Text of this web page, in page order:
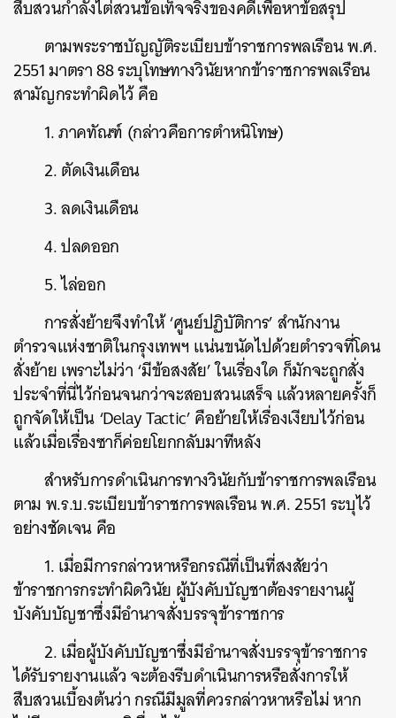
สืบสวนกำลังไต่สวนข้อเท็จจริงของคดีเพื่อหาข้อสรุป
ตามพระราชบัญญัติระเบียบข้าราชการพลเรือน พ.ศ.
2551 มาตรา 88 ระบุโทษทางวินัยหากข้าราชการพลเรือน
สามัญกระทำผิดไว้ คือ
1. ภาคทัณฑ์ (กล่าวคือการตำหนิโทษ)
2. ตัดเงินเดือน
3. ลดเงินเดือน
4. ปลดออก
5. ไล่ออก
การสั่งย้ายจึงทำให้ ‘ศูนย์ปฏิบัติการ’ สำนักงาน
ตำรวจแห่งชาติในกรุงเทพฯ แน่นขนัดไปด้วยตำรวจที่โดน
สั่งย้าย เพราะไม่ว่า ‘มีข้อสงสัย’ ในเรื่องใด ก็มักจะถูกสั่ง
ประจำที่นี่ไว้ก่อนจนกว่าจะสอบสวนเสร็จ แล้วหลายครั้งก็
ถูกจัดให้เป็น ‘Delay Tactic’ คือย้ายให้เรื่องเงียบไว้ก่อน
แล้วเมื่อเรื่องซาก็ค่อยโยกกลับมาทีหลัง
สำหรับการดำเนินการทางวินัยกับข้าราชการพลเรือน
ตาม พ.ร.บ.ระเบียบข้าราชการพลเรือน พ.ศ. 2551 ระบุไว้
อย่างชัดเจน คือ
1. เมื่อมีการกล่าวหาหรือกรณีที่เป็นที่สงสัยว่า
ข้าราชการกระทำผิดวินัย ผู้บังคับบัญชาต้องรายงานผู้
บังคับบัญชาซึ่งมีอำนาจสั่งบรรจุข้าราชการ
2. เมื่อผู้บังคับบัญชาซึ่งมีอำนาจสั่งบรรจุข้าราชการ
ได้รับรายงานแล้ว จะต้องรีบดำเนินการหรือสั่งการให้
สืบสวนเบื้องต้นว่า กรณีมีมูลที่ควรกล่าวหาหรือไม่ หาก